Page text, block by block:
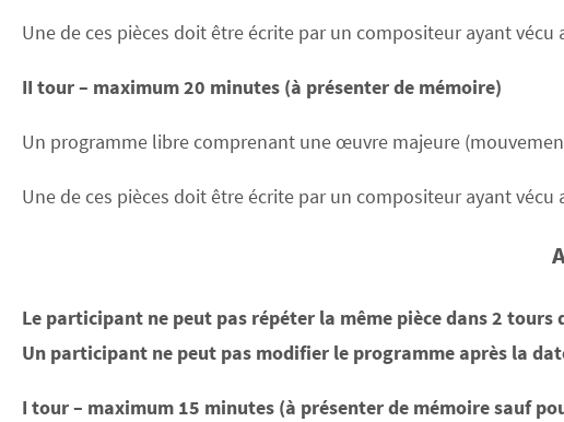
Une de ces pièces doit être écrite par un compositeur ayant vécu
II tour – maximum 20 minutes (à présenter de mémoire)
Un programme libre comprenant une œuvre majeure
Une de ces pièces doit être écrite par un compositeur ayant vécu
Le participant ne peut pas répéter la même pièce dans 2 tours
Un participant ne peut pas modifier le programme après la
I tour – maximum 15 minutes (à présenter de mémoire sauf